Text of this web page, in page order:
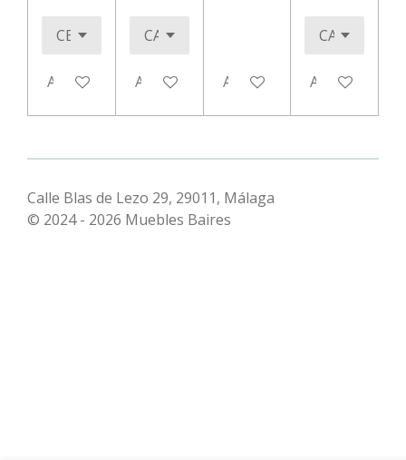
Añadir al carritoAñadir al carritoAñadir al carritoAñadir al
Calle Blas de Lezo 29, 29011, Málaga
© 2024 - 2026 Muebles Baires